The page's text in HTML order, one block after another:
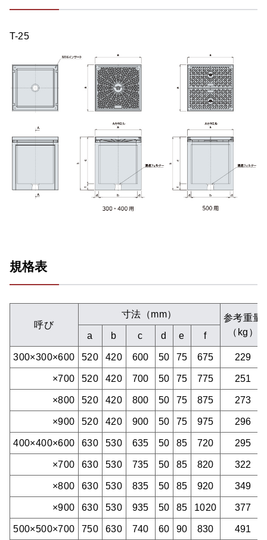
T-25
規格表
呼び
寸法（mm）
参考重量
（kg）
a b c d e f
300×300×600 520 420 600 50 75 675 229
×700 520 420 700 50 75 775 251
×800 520 420 800 50 75 875 273
×900 520 420 900 50 75 975 296
400×400×600 630 530 635 50 85 720 295
×700 630 530 735 50 85 820 322
×800 630 530 835 50 85 920 349
×900 630 530 935 50 85 1020 377
500×500×700 750 630 740 60 90 830 491